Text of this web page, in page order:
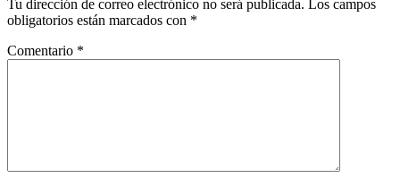
Tu dirección de correo electrónico no será publicada. Los campos
obligatorios están marcados con *
Comentario *